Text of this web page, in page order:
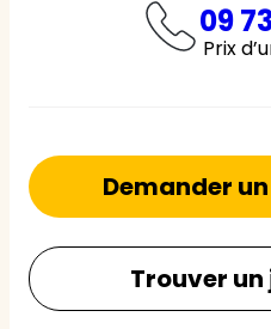
09
Prix
Demander
Trouver